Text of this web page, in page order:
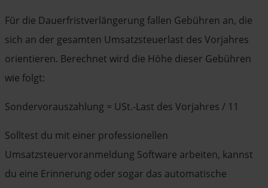
Für die Dauerfristverlängerung fallen Gebühren an, die
sich an der gesamten Umsatzsteuerlast des Vorjahres
orientieren. Berechnet wird die Höhe dieser Gebühren
wie folgt:
Sondervorauszahlung = USt.-Last des Vorjahres / 11
Solltest du mit einer professionellen
Umsatzsteuervoranmeldung Software arbeiten, kannst
du eine Erinnerung oder sogar das automatische